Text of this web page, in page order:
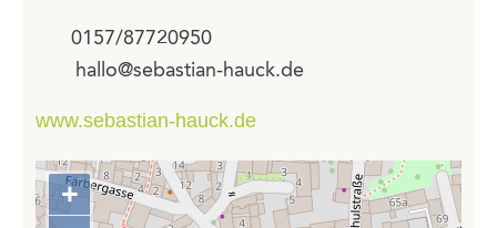
0157/87720950
hallo@sebastian-hauck.de
www.sebastian-hauck.de
Zoom
+